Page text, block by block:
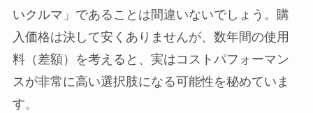
いクルマ」であることは間違いないでしょう。購
入価格は決して安くありませんが、数年間の使用
料（差額）を考えると、実はコストパフォーマン
スが非常に高い選択肢になる可能性を秘めていま
す。